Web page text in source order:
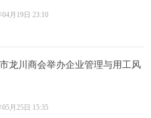
04月19日 23:10
龙川商会举办企业管理与用工风
05月25日 15:35